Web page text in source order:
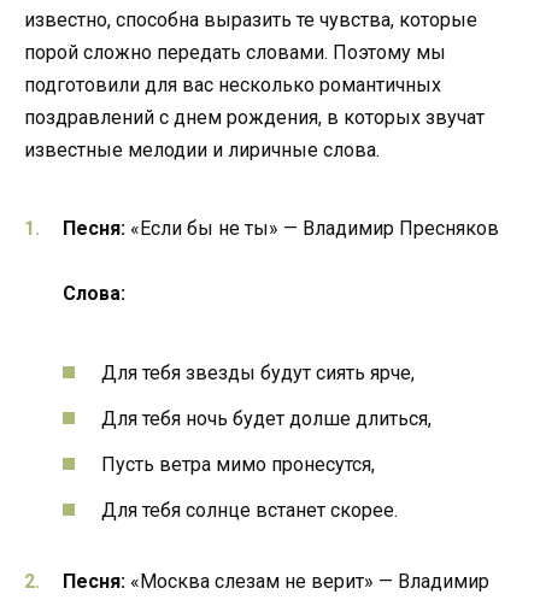
известно, способна выразить те чувства, которые
порой сложно передать словами. Поэтому мы
подготовили для вас несколько романтичных
поздравлений с днем рождения, в которых звучат
известные мелодии и лиричные слова.
Песня: «Если бы не ты» — Владимир Пресняков
Слова:
Для тебя звезды будут сиять ярче,
Для тебя ночь будет долше длиться,
Пусть ветра мимо пронесутся,
Для тебя солнце встанет скорее.
Песня: «Москва слезам не верит» — Владимир